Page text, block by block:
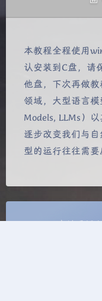
夜间模式
本教程全程使用
认安装到C盘，请
他盘，下次再做教
领域，大型语言
Models, LLMs）
逐步改变我们与
型的运行往往需
本站已运